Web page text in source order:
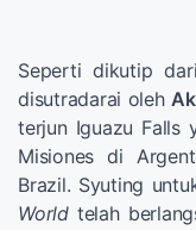
Seperti dikutip
disutradarai oleh
terjun Iguazu Falls
Misiones di
Brazil. Syuting
Worldtelah